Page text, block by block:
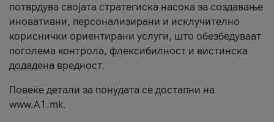
потврдува својата стратегиска насока за создавање
иновативни, персонализирани и исклучително
кориснички ориентирани услуги, што обезбедуваат
поголема контрола, флексибилност и вистинска
додадена вредност.
Повеќе детали за понудата се достапни на
www.А1.mk.